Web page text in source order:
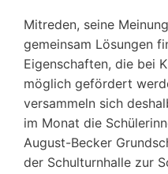
Mitreden, seine
gemeinsam Lösungen
Eigenschaften, die bei
möglich gefördert
versammeln sich
im Monat die
August-Becker
der Schulturnhalle zur